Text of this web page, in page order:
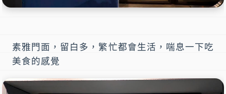
素雅門面，留白多，繁忙都會生活，喘息一下吃
美食的感覺